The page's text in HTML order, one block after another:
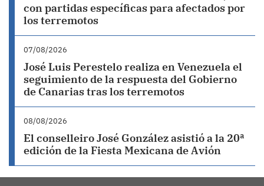
con partidas específicas para afectados por
los terremotos
07/08/2026
José Luis Perestelo realiza en Venezuela el
seguimiento de la respuesta del Gobierno
de Canarias tras los terremotos
08/08/2026
El conselleiro José González asistió a la 20ª
edición de la Fiesta Mexicana de Avión